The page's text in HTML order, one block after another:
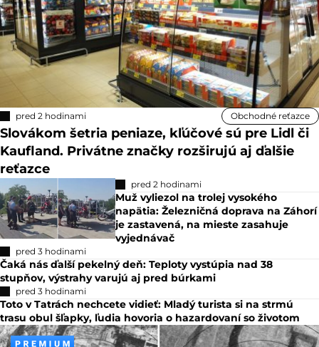
pred 2 hodinami Obchodné reťazce
Slovákom šetria peniaze, kľúčové sú pre Lidl či
Kaufland. Privátne značky rozširujú aj ďalšie
reťazce
pred 2 hodinami
Muž vyliezol na trolej vysokého
napätia: Železničná doprava na Záhorí
je zastavená, na mieste zasahuje
vyjednávač
pred 3 hodinami
Čaká nás ďalší pekelný deň: Teploty vystúpia nad 38
stupňov, výstrahy varujú aj pred búrkami
pred 3 hodinami
Toto v Tatrách nechcete vidieť: Mladý turista si na strmú
trasu obul šľapky, ľudia hovoria o hazardovaní so životom